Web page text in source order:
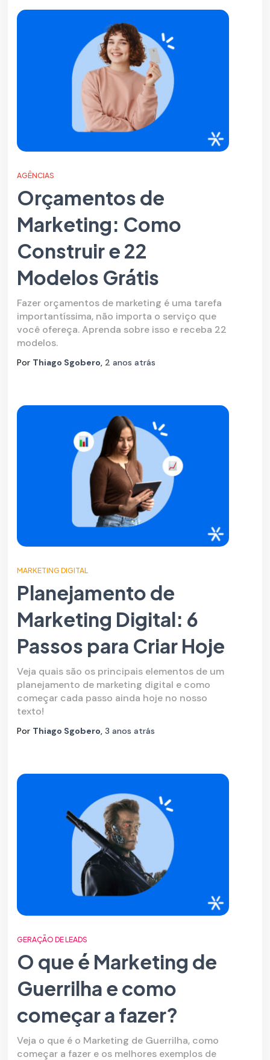
AGÊNCIAS
Orçamentos de
Marketing: Como
Construir e 22
Modelos Grátis
Fazer orçamentos de marketing é uma tarefa
importantíssima, não importa o serviço que
você ofereça. Aprenda sobre isso e receba 22
modelos.
Por Thiago Sgobero, 2 anos atrás
MARKETING DIGITAL
Planejamento de
Marketing Digital: 6
Passos para Criar Hoje
Veja quais são os principais elementos de um
planejamento de marketing digital e como
começar cada passo ainda hoje no nosso
texto!
Por Thiago Sgobero,3 anos atrás
GERAÇÃO DE LEADS
O que é Marketing de
Guerrilha e como
começar a fazer?
Veja o que é o Marketing de Guerrilha, como
começar a fazer e os melhores exemplos de